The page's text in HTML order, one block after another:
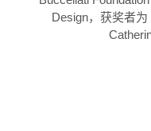
Design，获奖者